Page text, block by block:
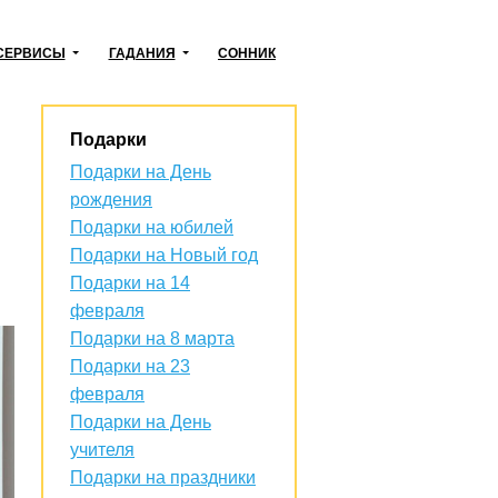
ГАДАНИЯ СОННИК
Подарки
Подарки на День
рождения
Подарки на юбилей
Подарки на Новый год
Подарки на 14
февраля
Подарки на 8 марта
Подарки на 23
февраля
Подарки на День
учителя
Подарки на праздники